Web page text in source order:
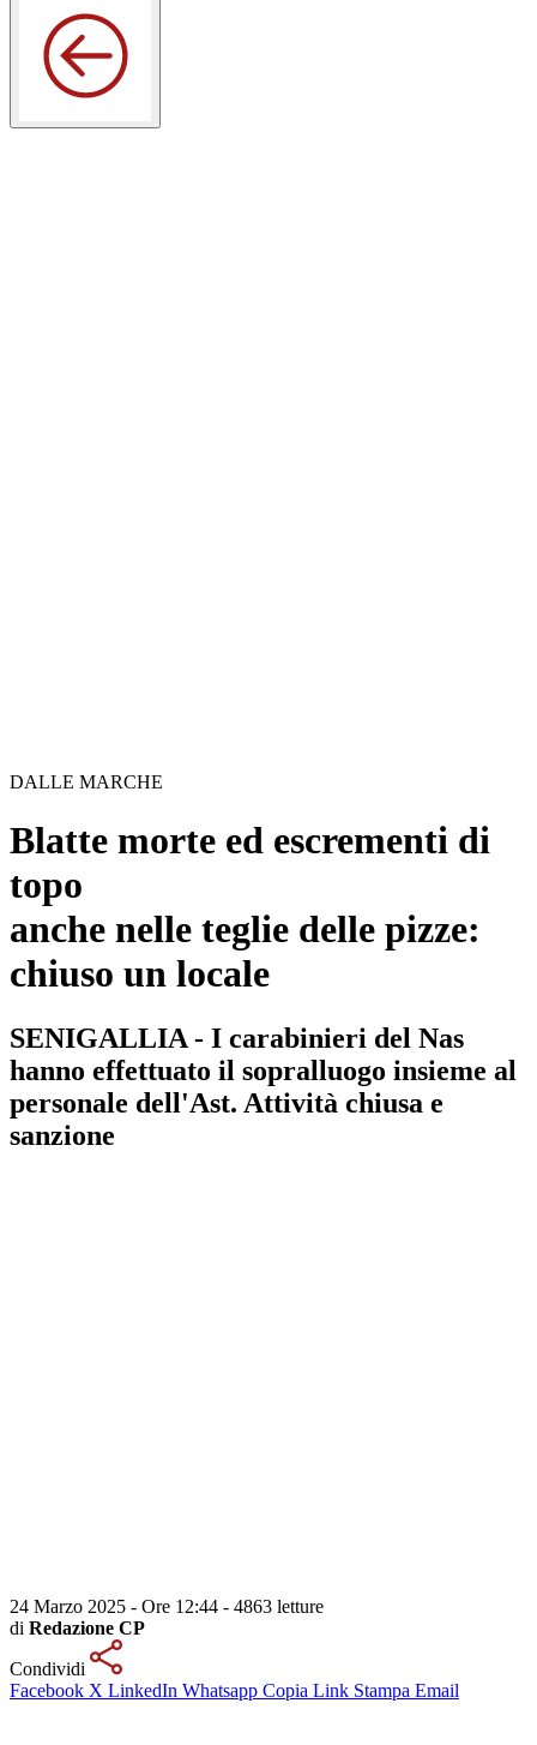
DALLE MARCHE
Blatte morte ed escrementi di
topo
anche nelle teglie delle pizze:
chiuso un locale
SENIGALLIA - I carabinieri del Nas
hanno effettuato il sopralluogo insieme al
personale dell'Ast. Attività chiusa e
sanzione
24 Marzo 2025 - Ore 12:44 - 4863 letture
di Redazione CP
Condividi
Facebook X LinkedIn Whatsapp Copia Link Stampa Email